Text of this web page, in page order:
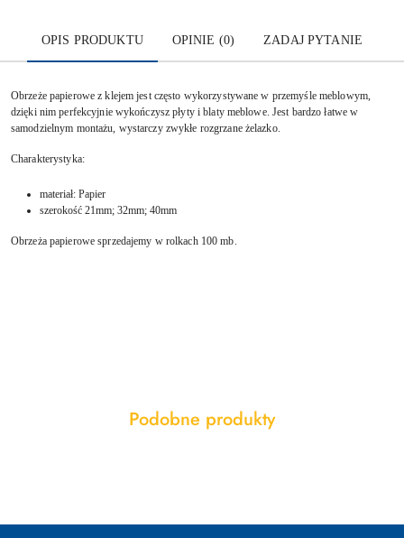
OPIS PRODUKTU OPINIE (0) ZADAJ PYTANIE
Obrzeże papierowe z klejem jest często wykorzystywane w przemyśle meblowym,
dzięki nim perfekcyjnie wykończysz płyty i blaty meblowe. Jest bardzo łatwe w
samodzielnym montażu, wystarczy zwykłe rozgrzane żelazko.
Charakterystyka:
materiał: Papier
szerokość 21mm; 32mm; 40mm
Obrzeża papierowe sprzedajemy w rolkach 100 mb.
Pomiń karuzelę produktów
Produkty
Podobne produkty